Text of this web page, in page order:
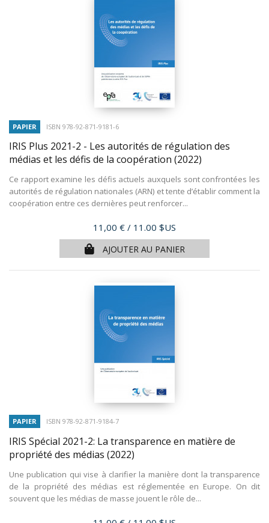
PAPIER ISBN 978-92-871-9181-6
IRIS Plus 2021-2 - Les autorités de régulation des
médias et les défis de la coopération (2022)
Ce rapport examine les défis actuels auxquels sont confrontées les
autorités de régulation nationales (ARN) et tente d’établir comment la
coopération entre ces dernières peut renforcer...
Prix
11,00 € / 11.00 $US
AJOUTER AU PANIER
PAPIER ISBN 978-92-871-9184-7
IRIS Spécial 2021-2: La transparence en matière de
propriété des médias (2022)
Une publication qui vise à clarifier la manière dont la transparence
de la propriété des médias est réglementée en Europe. On dit
souvent que les médias de masse jouent le rôle de...